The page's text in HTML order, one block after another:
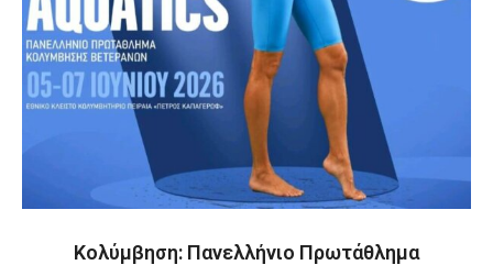
Κολύμβηση: Πανελλήνιο Πρωτάθλημα